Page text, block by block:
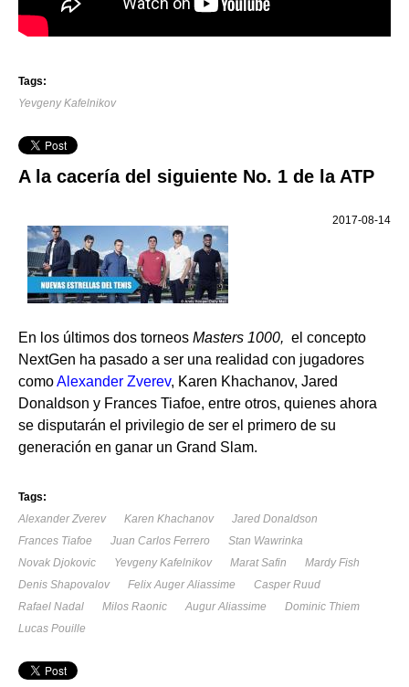
Tags:
Yevgeny Kafelnikov
A la cacería del siguiente No. 1 de la ATP
2017-08-14
En los últimos dos torneos Masters 1000, el concepto
NextGen ha pasado a ser una realidad con jugadores
comoAlexander Zverev, Karen Khachanov, Jared
Donaldson y Frances Tiafoe, entre otros, quienes ahora
se disputarán el privilegio de ser el primero de su
generación en ganar un Grand Slam.
Tags:
Alexander Zverev
Karen Khachanov
Jared Donaldson
Frances Tiafoe
Juan Carlos Ferrero
Stan Wawrinka
Novak Djokovic
Yevgeny Kafelnikov Marat Safin
Mardy Fish
Denis Shapovalov
Felix Auger Aliassime
Casper Ruud
Rafael Nadal
Milos Raonic Augur Aliassime
Dominic Thiem
Lucas Pouille